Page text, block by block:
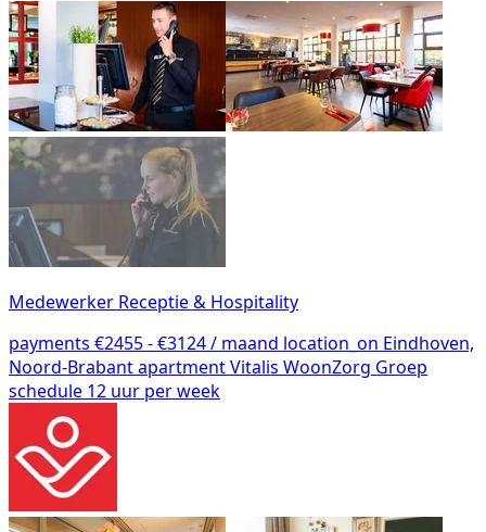
Medewerker Receptie & Hospitality
payments €2455 - €3124 / maand location_on Eindhoven,
Noord-BrabantapartmentVitalis WoonZorg Groep
schedule 12 uur per week